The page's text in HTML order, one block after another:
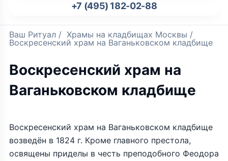
+7 (495) 182-02-88
Ваш Ритуал / Храмы на кладбищах Москвы /
Воскресенский храм на Ваганьковском кладбище
Воскресенский храм на
Ваганьковском кладбище
Воскресенский храм на Ваганьковском кладбище
возведён в 1824 г. Кроме главного престола,
освящены приделы в честь преподобного Феодора